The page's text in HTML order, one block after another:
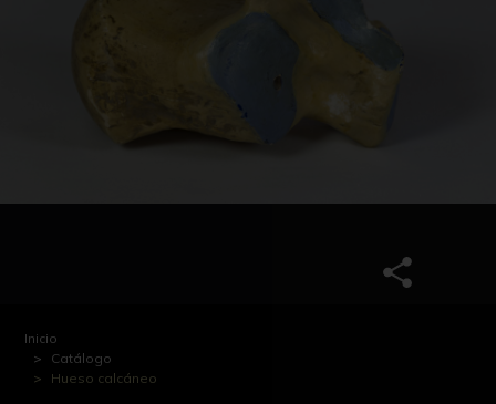
Inicio
Catálogo
Hueso calcáneo